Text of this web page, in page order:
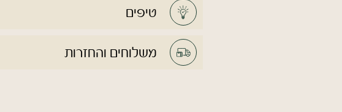
טיפים
משלוחים והחזרות